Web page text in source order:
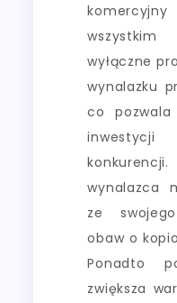
wyłączne
wynalazku
co pozwala
wynalazca
ze
obaw o
Ponadto
zwiększa